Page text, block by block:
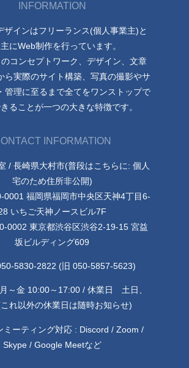
INFORMATION
ザインはフリーランス(個人事業主)と
にWeb制作を行っています。
コンセプトワーク、デザイン、文章
ら実際のサイト構築、写真の撮影やサ
管理に至るまで全てをワンストップで
ることが一つの大きな特徴です。
INFORMATION
/ 長崎県大村市(普段はこちらに: 個人
宅のため住所非公開)
0001 福岡県福岡市中央区天神4丁目6-
いちご天神ノースビル7F
0002 東京都渋谷区渋谷2-19-15 宮益
坂ビルディング609
5830-2822 (旧 050-5857-5623)
～金 10:00～17:00 / 休業日 土日、
れ以外の休業日は随時お知らせ)
ミーティング対応 : Discord / Zoom /
Skype / Google Meetなど